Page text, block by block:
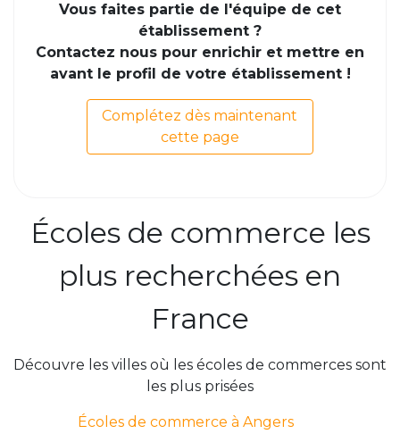
Vous faites partie de l'équipe de cet
établissement ?
Contactez nous pour enrichir et mettre en
avant le profil de votre établissement !
Complétez dès maintenant
cette page
Écoles de commerce les
plus recherchées en
France
Découvre les villes où les écoles de commerces sont
les plus prisées
Écoles de commerce à Angers